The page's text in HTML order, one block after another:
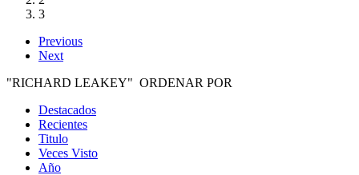
3
Previous
Next
"RICHARD LEAKEY" ORDENAR POR
Destacados
Recientes
Titulo
Veces Visto
Año